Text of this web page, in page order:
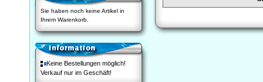
Sie haben noch keine Artikel in
Ihrem Warenkorb.
Keine Bestellungen möglich!
Verkauf nur im Geschäft!